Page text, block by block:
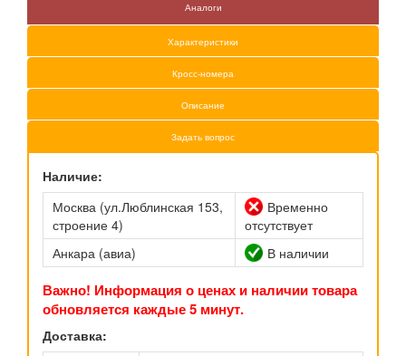
Аналоги
Характеристики
Кросс-номера
Описание
Задать вопрос
Наличие:
Москва (ул.Люблинская 153,
строение 4)
Временно
отсутствует
Анкара (авиа)
В наличии
Важно! Информация о ценах и наличии товара
обновляется каждые 5 минут.
Доставка: